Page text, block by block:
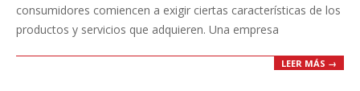
consumidores comiencen a exigir ciertas características de los
productos y servicios que adquieren. Una empresa
LEER MÁS →